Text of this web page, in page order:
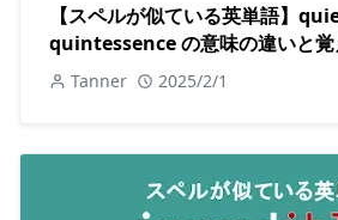
【スペルが似ている英単語】
quintessence の意味の違いと覚
Tanner 2025/2/1